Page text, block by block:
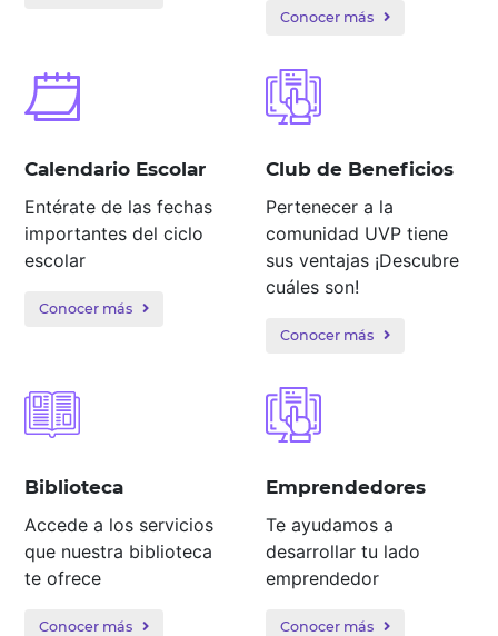
Conocer más
Calendario Escolar
Entérate de las fechas
importantes del ciclo
escolar
Conocer más
Club de Beneficios
Pertenecer a la
comunidad UVP tiene
sus ventajas ¡Descubre
cuáles son!
Conocer más
Biblioteca
Accede a los servicios
que nuestra biblioteca
te ofrece
Conocer más
Emprendedores
Te ayudamos a
desarrollar tu lado
emprendedor
Conocer más